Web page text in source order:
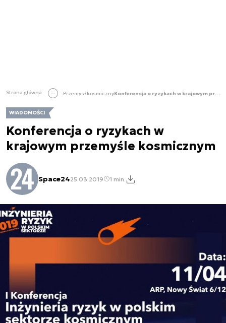
Strona główna Przemysł kosmiczny Konferencja o ryzykach w krajowym przemyśle kosmicznym
WIADOMOŚCI
Konferencja o ryzykach w
krajowym przemyśle kosmicznym
Space2425.03.2019 1 min.